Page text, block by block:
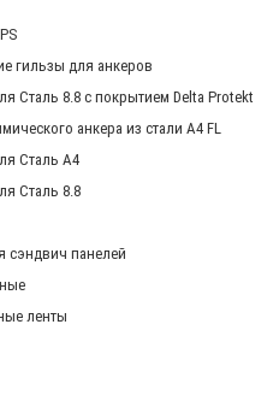
гильзы для анкеров
Сталь 8.8 с покрытием Delta Protekt
анкера из стали А4 FL
Сталь A4
Сталь 8.8
сэндвич панелей
ленты